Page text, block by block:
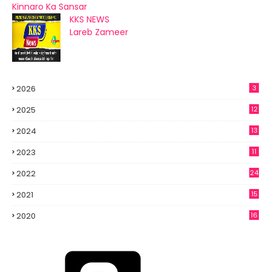
Kinnaro Ka Sansar
KKS NEWS
Lareb Zameer
2026 3
2025 12
2024 13
2023 11
2022 24
2021
15
2020
16